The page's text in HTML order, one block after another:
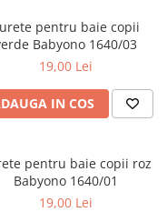
pentru baie copii
Babyono 1640/03
19,00 Lei
IN COS
pentru baie copii roz
Babyono 1640/01
19,00 Lei